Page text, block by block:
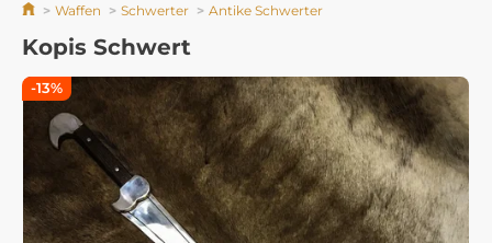
Waffen Schwerter Antike Schwerter
Kopis Schwert
-13%